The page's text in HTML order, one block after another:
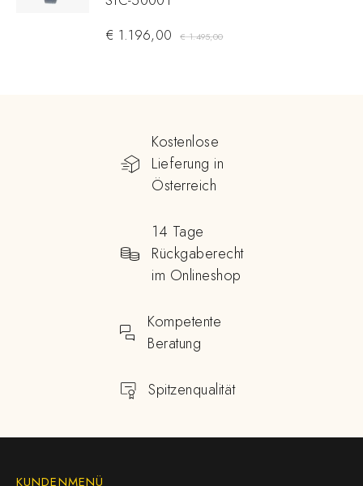
€1.495,00
€ 1.196,00
Kostenlose
Lieferung in
Österreich
14 Tage
Rückgaberecht
im Onlineshop
Kompetente
Beratung
Spitzenqualität
KUNDENMENÜ